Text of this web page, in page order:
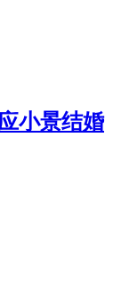
小景结婚